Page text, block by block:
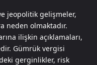
jeopolitik gelişmeler,
neden olmaktadır.
ilişkin açıklamaları,
Gümrük vergisi
gerginlikler, risk